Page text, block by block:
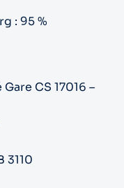
: 95 %
CS 17016 –
3110